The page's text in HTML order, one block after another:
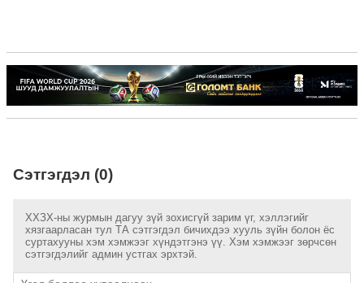
Сэтгэгдэл (0)
ХХЗХ-ны журмын дагуу зүй зохисгүй зарим үг, хэллэгийг
хязгаарласан тул ТА сэтгэгдэл бичихдээ хууль зүйн болон ёс
суртахууны хэм хэмжээг хүндэтгэнэ үү. Хэм хэмжээг зөрчсөн
сэтгэгдэлийг админ устгах эрхтэй.